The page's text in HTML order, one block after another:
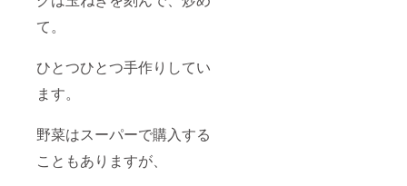
て。
ひとつひとつ手作りしてい
ます。
野菜はスーパーで購入する
こともありますが、